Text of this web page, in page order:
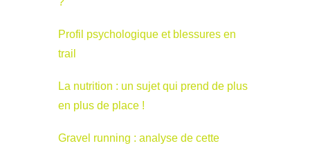
Profil psychologique et blessures en
trail
La nutrition : un sujet qui prend de plus
en plus de place !
Gravel running : analyse de cette